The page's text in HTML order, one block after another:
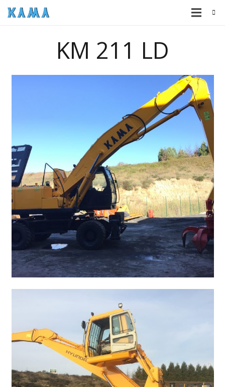
KM 211 LD